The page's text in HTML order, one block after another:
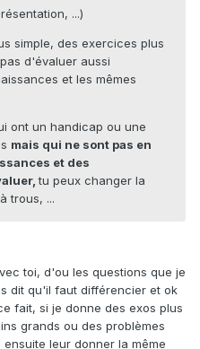
...)
simple, des exercices plus
d'évaluer aussi
et les mêmes
ont un handicap ou une
mais qui ne sont pas en
et des
tu peux changer la
trous, ...
toi, d'ou les questions que je
dit qu'il faut différencier et ok
fait, si je donne des exos plus
grands ou des problèmes
leur donner la même